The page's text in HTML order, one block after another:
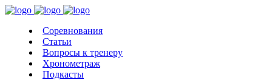
Соревнования
Статьи
Вопросы к тренеру
Хронометраж
Подкасты